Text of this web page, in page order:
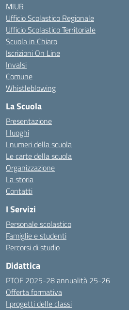
MIUR
Ufficio Scolastico Regionale
Ufficio Scolastico Territoriale
Scuola in Chiaro
Iscrizioni On Line
Invalsi
Comune
Whistleblowing
La Scuola
Presentazione
I luoghi
I numeri della scuola
Le carte della scuola
Organizzazione
La storia
Contatti
I Servizi
Personale scolastico
Famiglie e studenti
Percorsi di studio
Didattica
PTOF 2025-28 annualità 25-26
Offerta formativa
I progetti delle classi